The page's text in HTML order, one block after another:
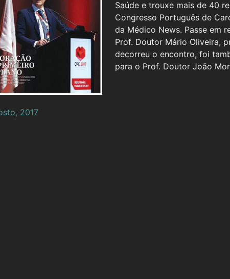
2017
Saúde e trouxe mais de 40
Congresso Português de
da Médico News. Passe em
Prof. Doutor Mário Oliveira,
decorreu o encontro, foi
para o Prof. Doutor João